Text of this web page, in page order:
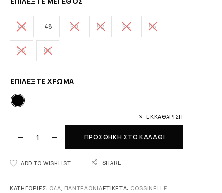
46 48 50 52 54 56
58 60
ΕΠΙΛΈΞΤΕ ΧΡΏΜΑ
ΕΚΚΑΘΆΡΙΣΗ
ΠΡΟΣΘΉΚΗ ΣΤΟ ΚΑΛΆΘΙ
ADD TO WISHLIST SHARE
ΚΑΤΗΓΟΡΊΕΣ: ΟΛΑ, ΠΑΝΤΕΛΌΝΙΑΕΤΙΚΈΤΑ: COSSINELLE